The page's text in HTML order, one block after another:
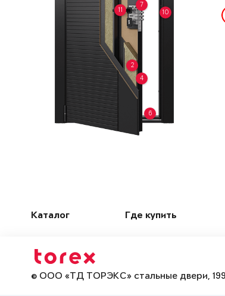
2
4
6
7
10
11
Каталог Где купить
© ООО «ТД ТОРЭКС» стальные двери,